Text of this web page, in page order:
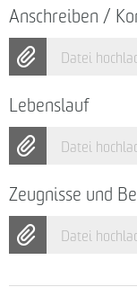
Anschreiben /
Datei
Lebenslauf
Datei
Zeugnisse und
Datei